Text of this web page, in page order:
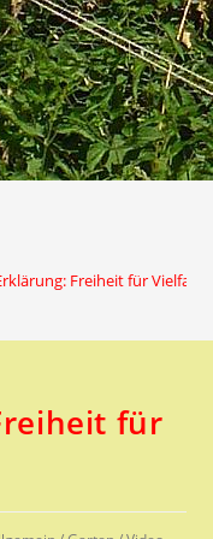
Freiheit für Vielfalt
für